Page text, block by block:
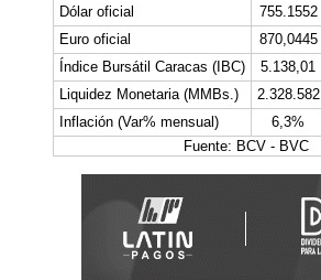
Dólar oficial
755.1552
Euro oficial
870,0445
Índice Bursátil Caracas (IBC)
5.138,01
Liquidez Monetaria (MMBs.)
2.328.582
Inflación (Var% mensual)
6,3%
Fuente: BCV - BVC